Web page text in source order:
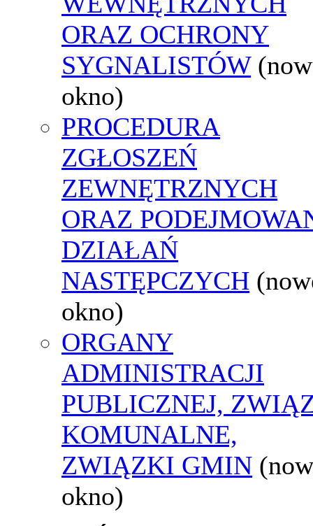
ORAZ OCHRONY
SYGNALISTÓW
okno)
PROCEDURA
ZGŁOSZEŃ
ZEWNĘTRZNYCH
ORAZ
DZIAŁAŃ
NASTĘPCZYCH
okno)
ORGANY
ADMINISTRACJI
PUBLICZNEJ,
KOMUNALNE,
ZWIĄZKI GMIN
okno)